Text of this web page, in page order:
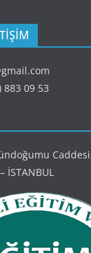
883 09 53
İSTANBUL